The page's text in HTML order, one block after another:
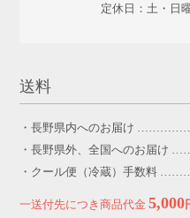
定休日：土・日
送料
・長野県内へのお届け
・長野県外、全国へのお届け ……
・クール便（冷蔵）手数料
一送付先につき商品代金5,000